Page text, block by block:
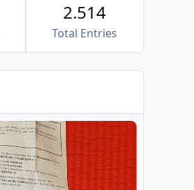
Total Entries
2.514